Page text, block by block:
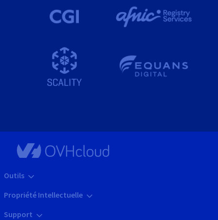
Outils
Propriété Intellectuelle
Support